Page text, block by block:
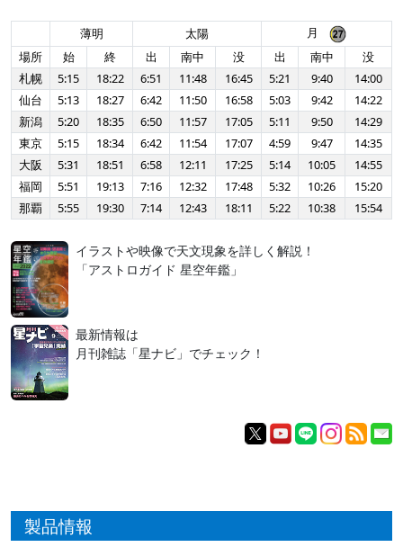
薄明 太陽
月
場所
始 終 出 南中 没 出 南中
没
札幌
5:15 18:22 6:51 11:48 16:45 5:21 9:40
14:00
仙台
5:13 18:27 6:42 11:50 16:58 5:03 9:42
14:22
新潟
5:20 18:35 6:50 11:57 17:05 5:11 9:50
14:29
東京
5:15 18:34 6:42 11:54 17:07 4:59 9:47
14:35
大阪
5:31 18:51 6:58 12:11 17:25 5:14 10:05
14:55
福岡
5:51 19:13 7:16 12:32 17:48 5:32 10:26
15:20
那覇
5:55 19:30 7:14 12:43 18:11 5:22 10:38 15:54
イラストや映像で天文現象を詳しく解説！
「アストロガイド 星空年鑑」
最新情報は
月刊雑誌「星ナビ」でチェック！
製品情報